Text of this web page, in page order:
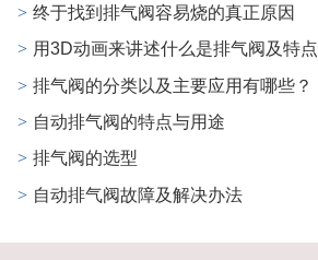
> 终于找到排气阀容易烧的真正原因
> 用3D动画来讲述什么是排气阀及特点
> 排气阀的分类以及主要应用有哪些？
> 自动排气阀的特点与用途
> 排气阀的选型
> 自动排气阀故障及解决办法